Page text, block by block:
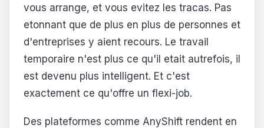
vous arrange, et vous evitez les tracas. Pas
etonnant que de plus en plus de personnes et
d'entreprises y aient recours. Le travail
temporaire n'est plus ce qu'il etait autrefois, il
est devenu plus intelligent. Et c'est
exactement ce qu'offre un flexi-job.
Des plateformes comme AnyShift rendent en